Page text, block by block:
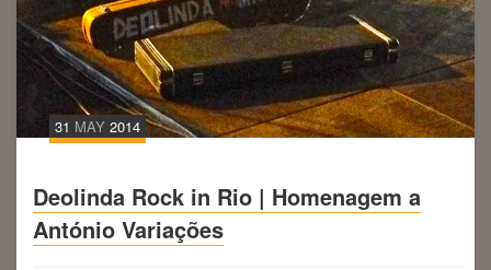
31 MAY 2014
Deolinda Rock in Rio | Homenagem a
António Variações